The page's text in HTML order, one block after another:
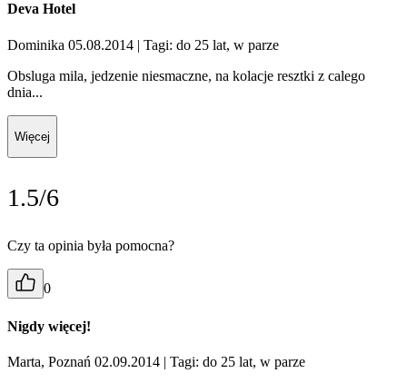
Deva Hotel
Dominika 05.08.2014 | Tagi: do 25 lat, w parze
Obsluga mila, jedzenie niesmaczne, na kolacje resztki z calego
dnia...
Więcej
1.5/6
Czy ta opinia była pomocna?
0
Nigdy więcej!
Marta, Poznań 02.09.2014 | Tagi: do 25 lat, w parze